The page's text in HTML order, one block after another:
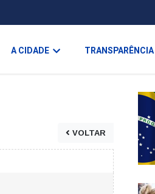
A CIDADE TRANSPARÊNCIA
VOLTAR